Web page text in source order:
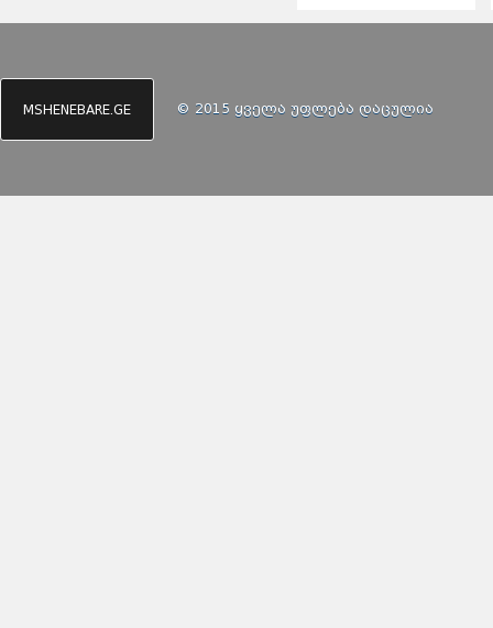
MSHENEBARE.GE © 2015 ყველა უფლება დაცულია